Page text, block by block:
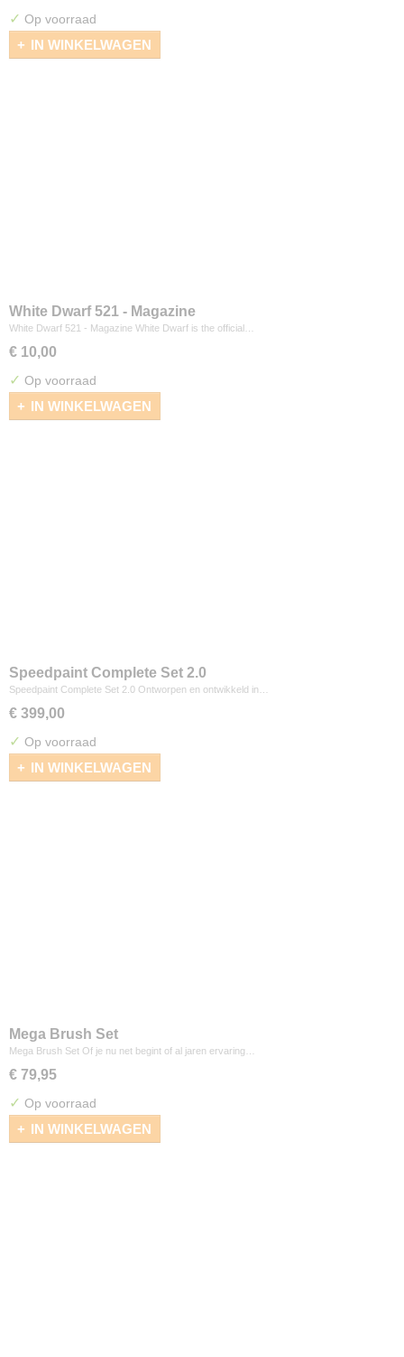
✓ Op voorraad
IN WINKELWAGEN
White Dwarf 521 - Magazine
White Dwarf 521 - Magazine White Dwarf is the official…
€ 10,00
✓ Op voorraad
IN WINKELWAGEN
Speedpaint Complete Set 2.0
Speedpaint Complete Set 2.0 Ontworpen en ontwikkeld in…
€ 399,00
✓ Op voorraad
IN WINKELWAGEN
Mega Brush Set
Mega Brush Set Of je nu net begint of al jaren ervaring…
€ 79,95
✓ Op voorraad
IN WINKELWAGEN